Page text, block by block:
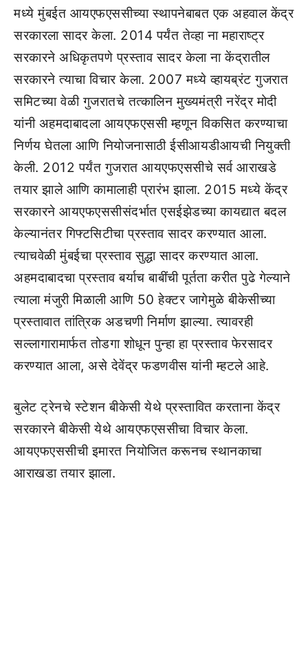
मध्ये मुंबईत आयएफएससीच्या स्थापनेबाबत एक अहवाल केंद्र
सरकारला सादर केला. 2014 पर्यंत तेव्हा ना महाराष्ट्र
सरकारने अधिकृतपणे प्रस्ताव सादर केला ना केंद्रातील
सरकारने त्याचा विचार केला. 2007 मध्ये व्हायब्रंट गुजरात
समिटच्या वेळी गुजरातचे तत्कालिन मुख्यमंत्री नरेंद्र मोदी
यांनी अहमदाबादला आयएफएससी म्हणून विकसित करण्याचा
निर्णय घेतला आणि नियोजनासाठी ईसीआयडीआयची नियुक्ती
केली. 2012 पर्यंत गुजरात आयएफएससीचे सर्व आराखडे
तयार झाले आणि कामालाही प्रारंभ झाला. 2015 मध्ये केंद्र
सरकारने आयएफएससीसंदर्भात एसईझेडच्या कायद्यात बदल
केल्यानंतर गिफ्टसिटीचा प्रस्ताव सादर करण्यात आला.
त्याचवेळी मुंबईचा प्रस्ताव सुद्धा सादर करण्यात आला.
अहमदाबादचा प्रस्ताव बर्याच बाबींची पूर्तता करीत पुढे गेल्याने
त्याला मंजुरी मिळाली आणि 50 हेक्टर जागेमुळे बीकेसीच्या
प्रस्तावात तांत्रिक अडचणी निर्माण झाल्या. त्यावरही
सल्लागारामार्फत तोडगा शोधून पुन्हा हा प्रस्ताव फेरसादर
करण्यात आला, असे देवेंद्र फडणवीस यांनी म्हटले आहे.
बुलेट ट्रेनचे स्टेशन बीकेसी येथे प्रस्तावित करताना केंद्र
सरकारने बीकेसी येथे आयएफएससीचा विचार केला.
आयएफएससीची इमारत नियोजित करूनच स्थानकाचा
आराखडा तयार झाला.